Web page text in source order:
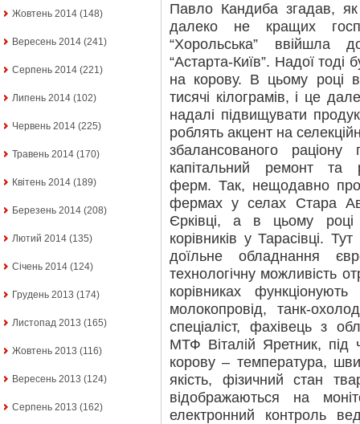
Жовтень 2014 (148)
Вересень 2014 (241)
Серпень 2014 (221)
Липень 2014 (102)
Червень 2014 (225)
Травень 2014 (170)
Квітень 2014 (189)
Березень 2014 (208)
Лютий 2014 (135)
Січень 2014 (124)
Грудень 2013 (174)
Листопад 2013 (165)
Жовтень 2013 (116)
Вересень 2013 (124)
Серпень 2013 (162)
Павло Кандиба згадав,
далеко не кращих
“Хорольська” ввійшла
“Астарта-Київ”. Надої тоді
на корову. В цьому році
тисячі кілограмів, і це
надалі підвищувати
роблять акцент на
збалансованого раціону
капітальний ремонт та
ферм. Так, нещодавно
фермах у селах Стара
Єрківці, а в цьому році
корівників у Тарасівці.
доїльне обладнання
технологічну можливість
корівниках
молокопровід, танк-
спеціаліст, фахівець з
МТФ Віталій Яретник, під
корову – температура,
якість, фізичний стан
відображаються на
електронний контроль